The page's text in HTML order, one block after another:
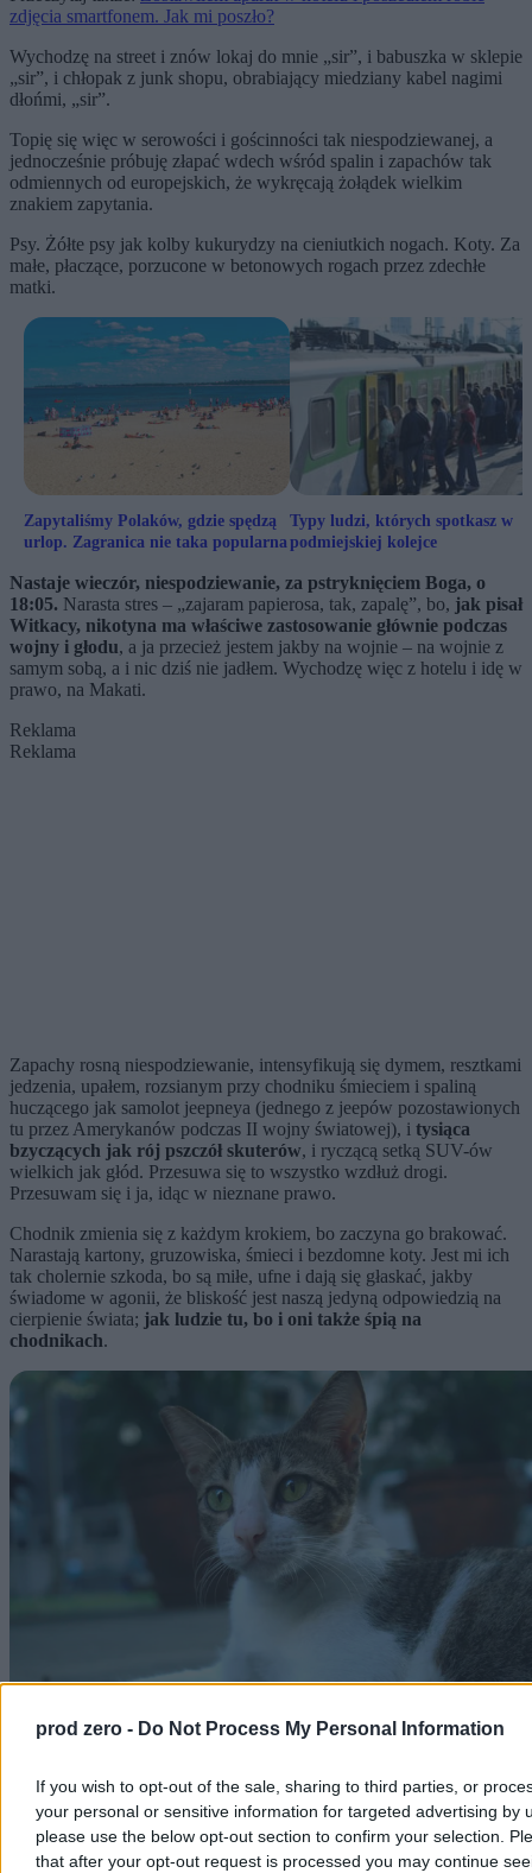
prod zero - Do Not Process My Personal Information
If you wish to opt-out of the sale, sharing to third parties, or
your personal or sensitive information for targeted advertising by
please use the below opt-out section to confirm your selection.
that after your opt-out request is processed you may continue
zdjęcia smartfonem. Jak mi poszło?
Wychodzę na street i znów lokaj do mnie „sir”, i babuszka w sklepie
„sir”, i chłopak z junk shopu, obrabiający miedziany kabel nagimi
dłońmi, „sir”.
Topię się więc w serowości i gościnności tak niespodziewanej, a
jednocześnie próbuję złapać wdech wśród spalin i zapachów tak
odmiennych od europejskich, że wykręcają żołądek wielkim
znakiem zapytania.
Psy. Żółte psy jak kolby kukurydzy na cieniutkich nogach. Koty. Za
małe, płaczące, porzucone w betonowych rogach przez zdechłe
matki.
Zapytaliśmy Polaków, gdzie spędzą
urlop. Zagranica nie taka popularna
Typy ludzi, których spotkasz w
podmiejskiej kolejce
Nastaje wieczór, niespodziewanie, za pstryknięciem Boga, o
18:05. Narasta stres – „zajaram papierosa, tak, zapalę”, bo, jak pisał
Witkacy, nikotyna ma właściwe zastosowanie głównie podczas
wojny i głodu, a ja przecież jestem jakby na wojnie – na wojnie z
samym sobą, a i nic dziś nie jadłem. Wychodzę więc z hotelu i idę w
prawo, na Makati.
Reklama
Reklama
Zapachy rosną niespodziewanie, intensyfikują się dymem, resztkami
jedzenia, upałem, rozsianym przy chodniku śmieciem i spaliną
huczącego jak samolot jeepneya (jednego z jeepów pozostawionych
tu przez Amerykanów podczas II wojny światowej), i tysiąca
bzyczących jak rój pszczół skuterów, i ryczącą setką SUV-ów
wielkich jak głód. Przesuwa się to wszystko wzdłuż drogi.
Przesuwam się i ja, idąc w nieznane prawo.
Chodnik zmienia się z każdym krokiem, bo zaczyna go brakować.
Narastają kartony, gruzowiska, śmieci i bezdomne koty. Jest mi ich
tak cholernie szkoda, bo są miłe, ufne i dają się głaskać, jakby
świadome w agonii, że bliskość jest naszą jedyną odpowiedzią na
cierpienie świata; jak ludzie tu, bo i oni także śpią na
chodnikach.
Jakiś karton, resztka namiotu, przed nim brązowe stopy i nagle
„siuu!”, leci woda z kubka na betonowy gruz. Wzdrygnąłem się.
Wchodzę pod akwedukt, z którego skapuje woda. Matka myje tu
dziecko, ojciec napełnia baniak wodą, a dziad czyści czarne stopy.